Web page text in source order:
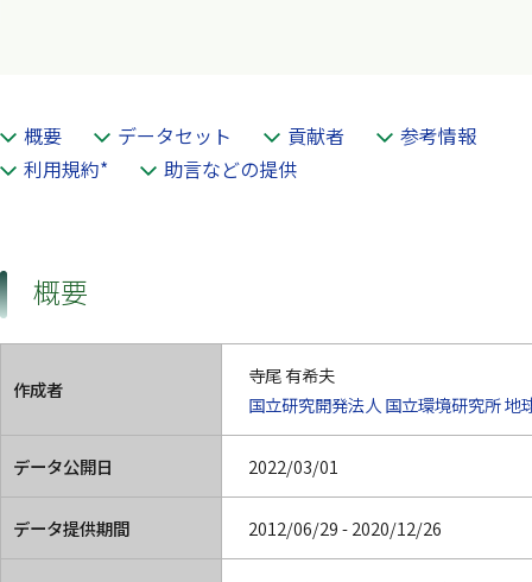
概要 データセット 貢献者
参考情報
利用規約*
助言などの提供
概要
作成者
寺尾 有希夫
国立研究開発法人 国立環境研究所地
データ公開日 2022/03/01
データ提供期間 2012/06/29 - 2020/12/26